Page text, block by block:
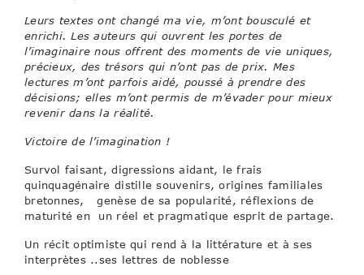
Leurs textes ont changé ma vie, m’ont bousculé et
enrichi. Les auteurs qui ouvrent les portes de
l’imaginaire nous offrent des moments de vie uniques,
précieux, des trésors qui n’ont pas de prix. Mes
lectures m’ont parfois aidé, poussé à prendre des
décisions; elles m’ont permis de m’évader pour mieux
revenir dans la réalité.
Victoire de l’imagination !
Survol faisant, digressions aidant, le frais
quinquagénaire distille souvenirs, origines familiales
bretonnes, genèse de sa popularité, réflexions de
maturité en un réel et pragmatique esprit de partage.
Un récit optimiste qui rend à la littérature et à ses
interprètes ..ses lettres de noblesse